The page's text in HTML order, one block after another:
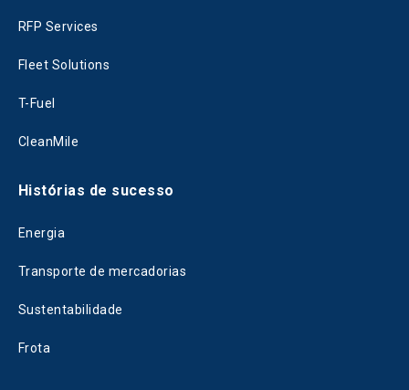
RFP Services
Fleet Solutions
T-Fuel
CleanMile
Histórias de sucesso
Energia
Transporte de mercadorias
Sustentabilidade
Frota